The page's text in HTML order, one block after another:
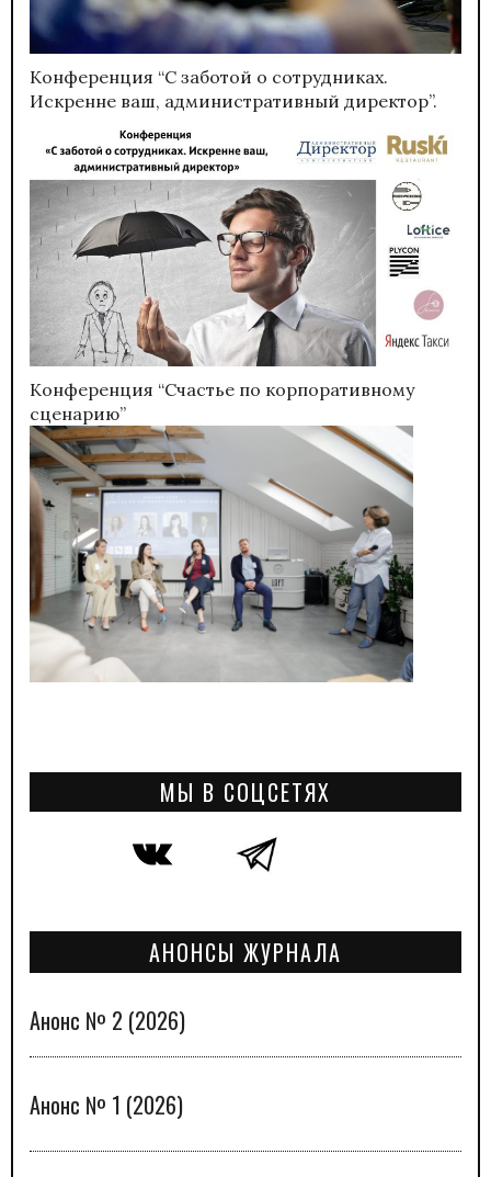
Конференция “С заботой о сотрудниках.
Искренне ваш, административный директор”.
Конференция “Счастье по корпоративному
сценарию”
МЫ В СОЦСЕТЯХ
АНОНСЫ ЖУРНАЛА
Анонс № 2 (2026)
Анонс № 1 (2026)